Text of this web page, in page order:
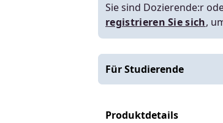
Sie sind Dozierende:r
registrieren Sie sich,
Für Studierende
Produktdetails